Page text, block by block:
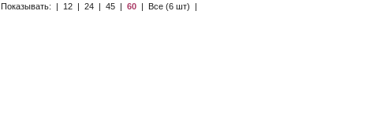
Показывать: | 12 | 24 | 45 | 60 | Все (6 шт) |